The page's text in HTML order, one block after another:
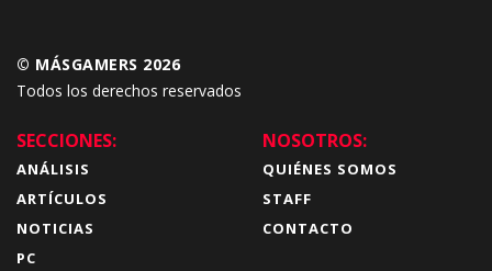
© MÁSGAMERS 2026
Todos los derechos reservados
SECCIONES:
ANÁLISIS
ARTÍCULOS
NOTICIAS
PC
NOSOTROS:
QUIÉNES SOMOS
STAFF
CONTACTO